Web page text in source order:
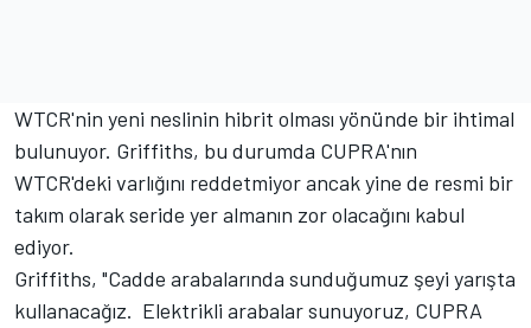
WTCR'nin yeni neslinin hibrit olması yönünde bir ihtimal
bulunuyor. Griffiths, bu durumda CUPRA'nın
WTCR'deki varlığını reddetmiyor ancak yine de resmi bir
takım olarak seride yer almanın zor olacağını kabul
ediyor.
Griffiths, "Cadde arabalarında sunduğumuz şeyi yarışta
kullanacağız. Elektrikli arabalar sunuyoruz, CUPRA